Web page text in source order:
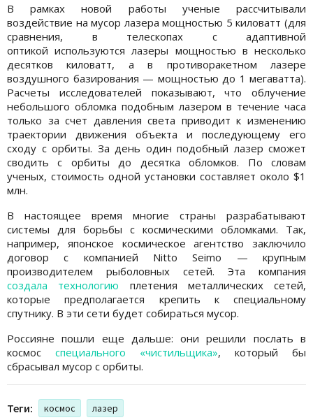
В рамках новой работы ученые рассчитывали
воздействие на мусор лазера мощностью 5 киловатт (для
сравнения, в телескопах с адаптивной
оптикой используются лазеры мощностью в несколько
десятков киловатт, а в противоракетном лазере
воздушного базирования — мощностью до 1 мегаватта).
Расчеты исследователей показывают, что облучение
небольшого обломка подобным лазером в течение часа
только за счет давления света приводит к изменению
траектории движения объекта и последующему его
сходу с орбиты. За день один подобный лазер сможет
сводить с орбиты до десятка обломков. По словам
ученых, стоимость одной установки составляет около $1
млн.
В настоящее время многие страны разрабатывают
системы для борьбы с космическими обломками. Так,
например, японское космическое агентство заключило
договор с компанией Nitto Seimo — крупным
производителем рыболовных сетей. Эта компания
создала технологию плетения металлических сетей,
которые предполагается крепить к специальному
спутнику. В эти сети будет собираться мусор.
Россияне пошли еще дальше: они решили послать в
космос специального «чистильщика», который бы
сбрасывал мусор с орбиты.
Теги: космос лазер